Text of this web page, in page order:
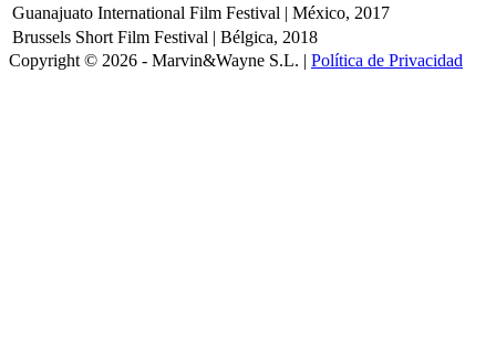
Guanajuato International Film Festival | México, 2017
Brussels Short Film Festival | Bélgica, 2018
Copyright © 2026 - Marvin&Wayne S.L. | Política de Privacidad